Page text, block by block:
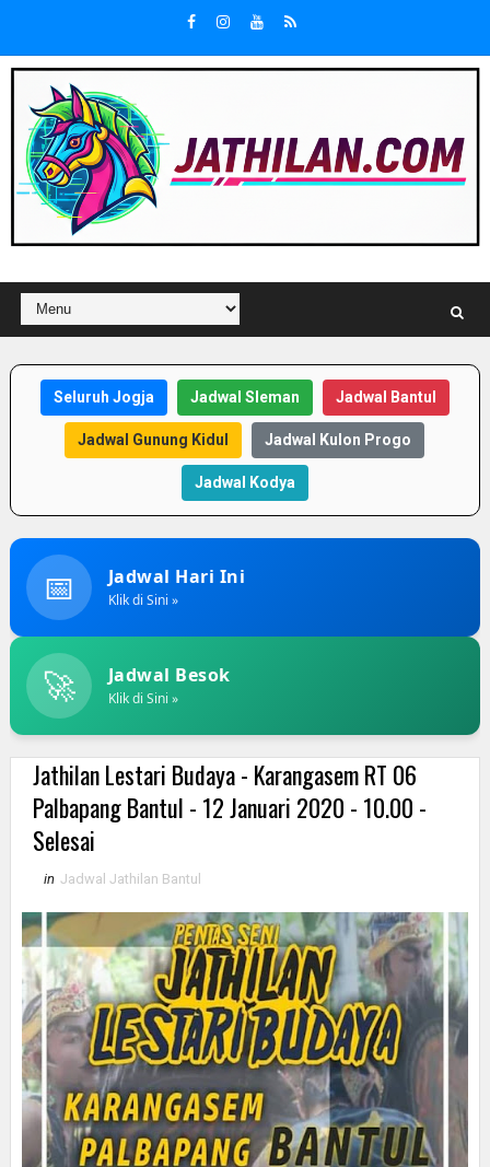
Seluruh Jogja Jadwal Sleman Jadwal Bantul
Jadwal Gunung Kidul Jadwal Kulon Progo
Jadwal Kodya
📅 Jadwal Hari Ini
Klik di Sini »
🚀 Jadwal Besok
Klik di Sini »
Jathilan Lestari Budaya - Karangasem RT 06
Palbapang Bantul - 12 Januari 2020 - 10.00 -
Selesai
in Jadwal Jathilan Bantul